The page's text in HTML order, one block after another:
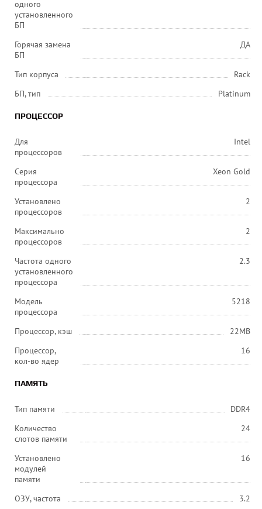
одного
установленного
БП
Горячая замена
БП
ДА
Тип корпуса
Rack
БП, тип
Platinum
ПРОЦЕССОР
Для
процессоров
Intel
Серия
процессора
Xeon Gold
Установлено
процессоров
2
Максимально
процессоров
2
Частота одного
установленного
процессора
2.3
Модель
процессора
5218
Процессор, кэш
22MB
Процессор,
кол-во ядер
16
ПАМЯТЬ
Тип памяти
DDR4
Количество
слотов памяти
24
Установлено
модулей
памяти
16
ОЗУ, частота 3.2